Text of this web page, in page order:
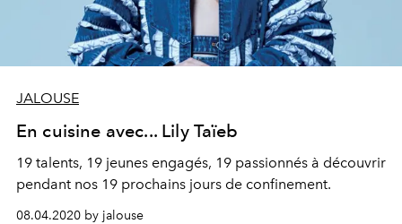
JALOUSE
En cuisine avec... Lily Taïeb
19 talents, 19 jeunes engagés, 19 passionnés à découvrir
pendant nos 19 prochains jours de confinement.
08.04.2020 by jalouse